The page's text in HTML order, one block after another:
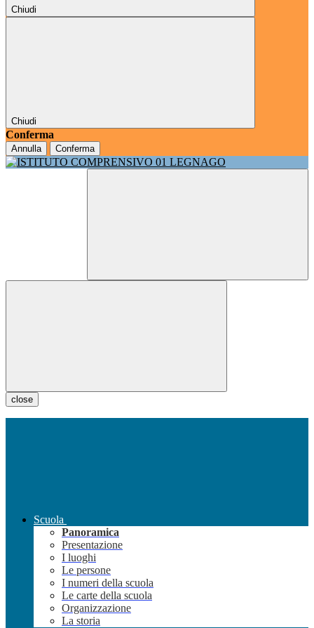
Chiudi
Chiudi
Conferma
Annulla Conferma
close
Scuola
Panoramica
Presentazione
I luoghi
Le persone
I numeri della scuola
Le carte della scuola
Organizzazione
La storia